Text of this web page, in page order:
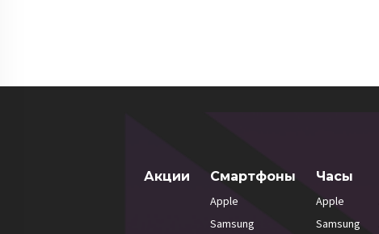
Акции Смартфоны
Apple
Samsung
Часы
Apple
Samsung